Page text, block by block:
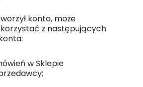
konto, może
z następujących
w Sklepie